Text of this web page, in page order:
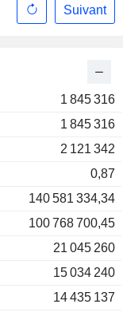
1 845 316
1 845 316
2 121 342
0,87
140 581 334,34
100 768 700,45
21 045 260
15 034 240
14 435 137
Suivant